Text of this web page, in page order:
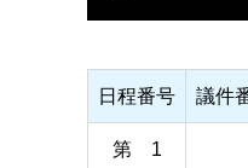
日程番号 議件
第 1